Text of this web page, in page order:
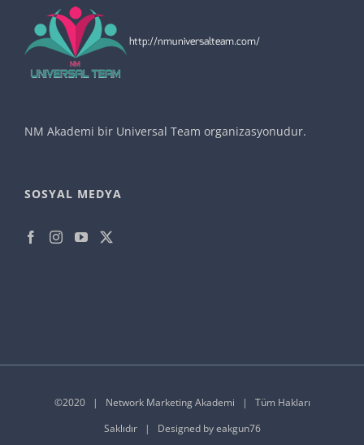
NM Akademi bir Universal Team organizasyonudur.
SOSYAL MEDYA
©2020 | Network Marketing Akademi | Tüm Hakları
Saklıdır | Designed byeakgun76